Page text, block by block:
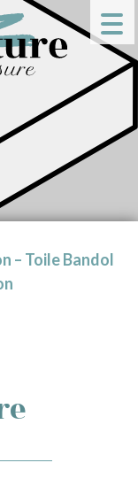
– Toile Bandol